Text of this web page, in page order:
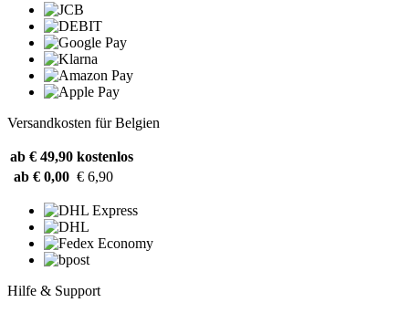
Versandkosten für Belgien
ab € 49,90 kostenlos
ab € 0,00 € 6,90
Hilfe & Support